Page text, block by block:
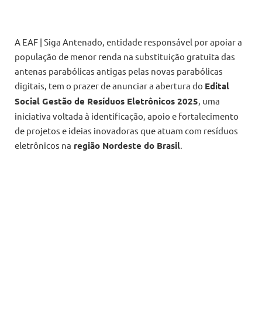
A EAF | Siga Antenado, entidade responsável por apoiar a
população de menor renda na substituição gratuita das
antenas parabólicas antigas pelas novas parabólicas
digitais, tem o prazer de anunciar a abertura do Edital
Social Gestão de Resíduos Eletrônicos 2025, uma
iniciativa voltada à identificação, apoio e fortalecimento
de projetos e ideias inovadoras que atuam com resíduos
eletrônicos na região Nordeste do Brasil.